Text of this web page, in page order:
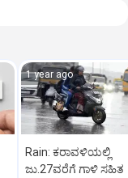
1 year ago
Rain: ಕರಾವಳಿಯಲ್ಲಿ
ಜು.27ವರೆಗೆ ಗಾಳಿ ಸಹಿತ